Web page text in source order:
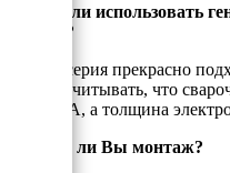
Можно ли использовать
сварки?
Да, эта серия прекрасно
нужно учитывать, что
200-220А, а толщина
Делаете ли Вы монтаж?